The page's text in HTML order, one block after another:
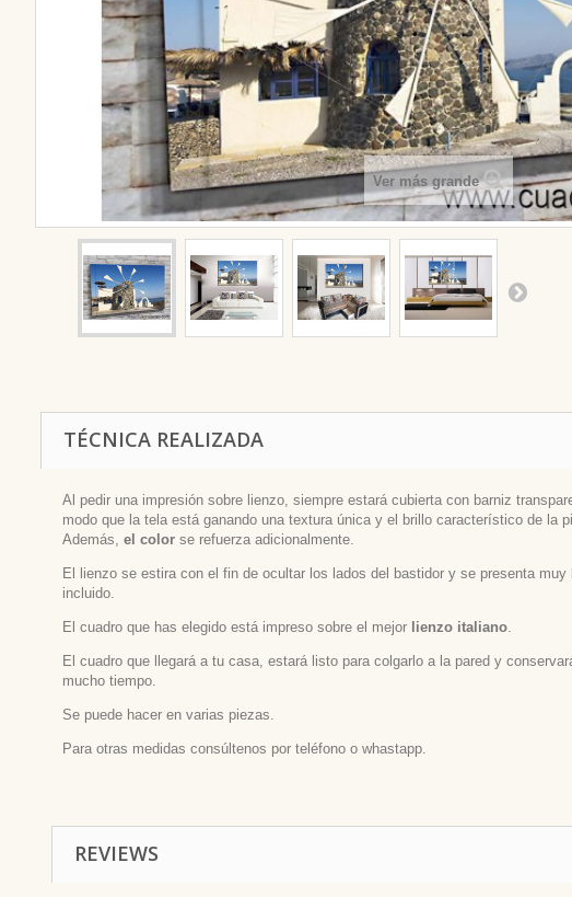
Ver más grande
TÉCNICA REALIZADA
Al pedir una impresión sobre lienzo, siempre estará cubierta con barniz
modo que la tela está ganando una textura única y el brillo característico de la
Además, el color se refuerza adicionalmente.
El lienzo se estira con el fin de ocultar los lados del bastidor y se presenta muy
incluido.
El cuadro que has elegido está impreso sobre el mejor lienzo italiano
El cuadro que llegará a tu casa, estará listo para colgarlo a la pared y
mucho tiempo.
Se puede hacer en varias piezas.
Para otras medidas consúltenos por teléfono o whastapp.
REVIEWS